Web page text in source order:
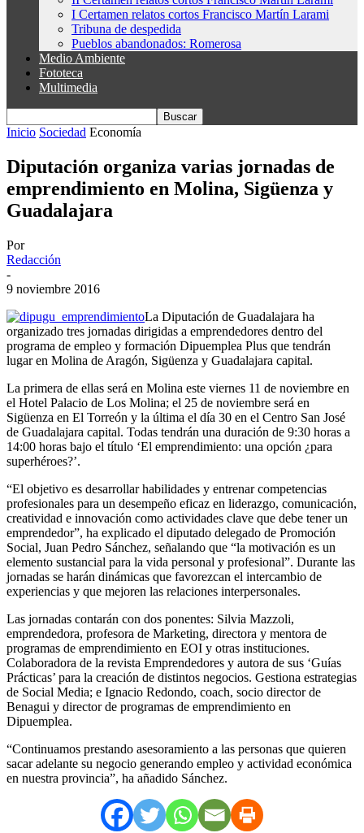
I Certamen relatos cortos Francisco Martín Larami
Tribuna de despedida
Pueblos abandonados: Romerosa
Medio Ambiente
Fototeca
Multimedia
Inicio Sociedad Economía
Diputación organiza varias jornadas de
emprendimiento en Molina, Sigüenza y
Guadalajara
Por
Redacción
-
9 noviembre 2016
La Diputación de Guadalajara ha
organizado tres jornadas dirigidas a emprendedores dentro del
programa de empleo y formación Dipuemplea Plus que tendrán
lugar en Molina de Aragón, Sigüenza y Guadalajara capital.
La primera de ellas será en Molina este viernes 11 de noviembre en
el Hotel Palacio de Los Molina; el 25 de noviembre será en
Sigüenza en El Torreón y la última el día 30 en el Centro San José
de Guadalajara capital. Todas tendrán una duración de 9:30 horas a
14:00 horas bajo el título ‘El emprendimiento: una opción ¿para
superhéroes?’.
“El objetivo es desarrollar habilidades y entrenar competencias
profesionales para un desempeño eficaz en liderazgo, comunicación,
creatividad e innovación como actividades clave que debe tener un
emprendedor”, ha explicado el diputado delegado de Promoción
Social, Juan Pedro Sánchez, señalando que “la motivación es un
elemento sustancial para la vida personal y profesional”. Durante las
jornadas se harán dinámicas que favorezcan el intercambio de
experiencias y que mejoren las relaciones interpersonales.
Las jornadas contarán con dos ponentes: Silvia Mazzoli,
emprendedora, profesora de Marketing, directora y mentora de
programas de emprendimiento en EOI y otras instituciones.
Colaboradora de la revista Emprendedores y autora de sus ‘Guías
Prácticas’ para la creación de distintos negocios. Gestiona estrategias
de Social Media; e Ignacio Redondo, coach, socio director de
Benagui y director de programas de emprendimiento en
Dipuemplea.
“Continuamos prestando asesoramiento a las personas que quieren
sacar adelante su negocio generando empleo y actividad económica
en nuestra provincia”, ha añadido Sánchez.